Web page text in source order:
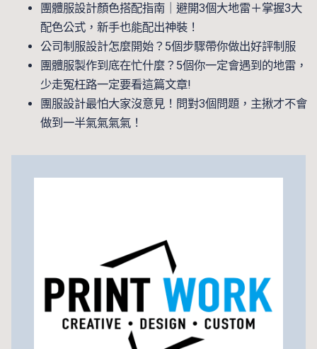
團體服設計顏色搭配指南｜避開3個大地雷＋掌握3大
配色公式，新手也能配出神裝！
公司制服設計怎麼開始？5個步驟帶你做出好評制服
團體服製作到底在忙什麼？5個你一定會遇到的地雷，
少走冤枉路一定要看這篇文章!
團服設計最怕大家沒意見！問對3個問題，主揪才不會
做到一半氣氣氣氣！